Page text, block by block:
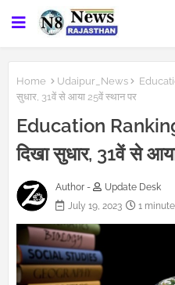
Home Udaipur_News
सुधार, 31वें से आया 25वें स्थान पर
Education
दिखा सुधार, 31वें से
Author -
Update Desk
July 19, 2023
1